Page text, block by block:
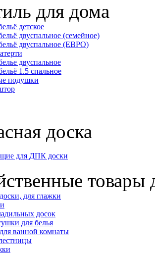
для дома
детское
двуспальное (семейное)
двуспальное (ЕВРО)
двуспальное
1.5 спальное
подушки
доска
для ДПК доски
товары
для глажки
досок
для белья
ванной комнаты